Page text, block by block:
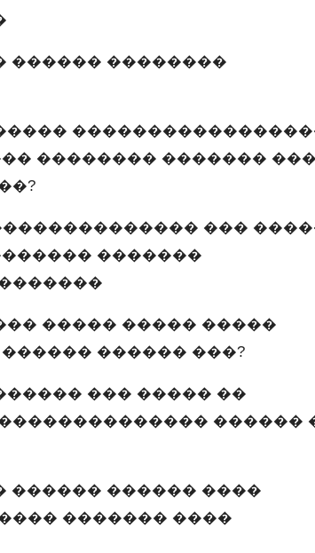
������ ��������
�������� ������� ���
���
�������
����� ����� �����
������ ���?
��� ����� ��
������
������ ������ ����
������� ����